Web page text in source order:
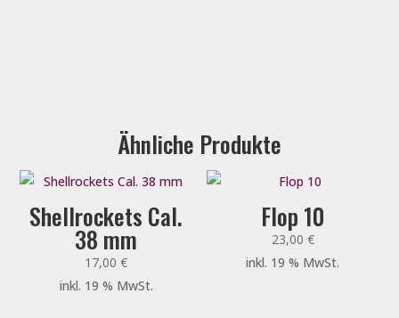
Ähnliche Produkte
Shellrockets Cal.
38 mm
17,00€
inkl. 19 % MwSt.
Flop 10
23,00 €
inkl. 19 % MwSt.